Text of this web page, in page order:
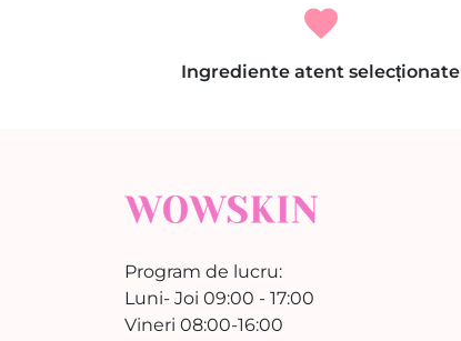
favorite
Ingrediente atent selecționate
Program de lucru:
Luni- Joi 09:00 - 17:00
Vineri 08:00-16:00